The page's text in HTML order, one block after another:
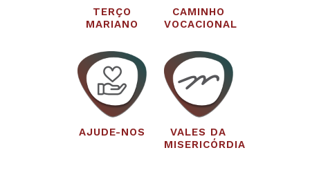
TERÇO
MARIANO
CAMINHO
VOCACIONAL
AJUDE-NOS
VALES DA
MISERICÓRDIA